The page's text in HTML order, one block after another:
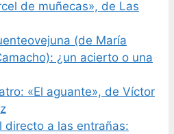
de muñecas», de Las
(de María
¿un acierto o una
«El aguante», de Víctor
directo a las entrañas: